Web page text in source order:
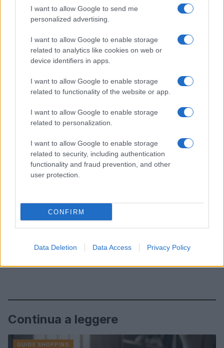
I want to allow Google to send me
personalized advertising.
I want to allow Google to enable storage
related to analytics like cookies on web or
device identifiers in apps.
I want to allow Google to enable storage
related to functionality of the website or app.
I want to allow Google to enable storage
related to personalization.
I want to allow Google to enable storage
related to security, including authentication
functionality and fraud prevention, and other
user protection.
CONFIRM
Data Deletion Data Access Privacy Policy
AUTORE
Jimmy
Continua a leggere
GUIDE SHOPPING